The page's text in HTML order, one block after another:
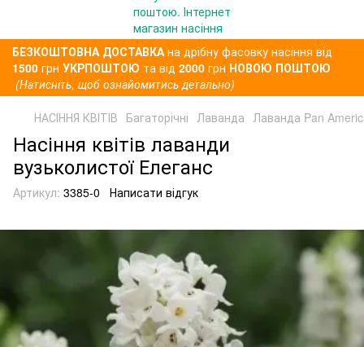
БЕЗКОШТОВНА ДОСТАВКАна дрібну фасовку насіння від
1500 грн УКРПОШТОЮ та від 2000 грн НОВОЮ ПОШТОЮ
(Натисніть, щоб ознайомитись детально)
НАСІННЯ КВІТІВ Багаторічні Лаванда Лаванда Pan
Насіння квітів лаванди
вузьколистої Елеганс
Артикул: 3385-0 Написати відгук